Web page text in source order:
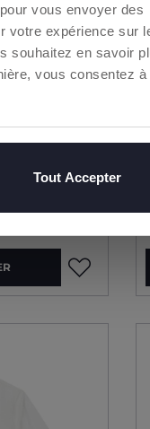
vous envoyer des
votre expérience sur
souhaitez en savoir
vous consentez à
Tout Accepter
la
politique de